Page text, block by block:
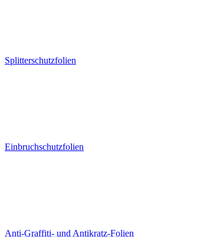
Splitterschutzfolien
Einbruchschutzfolien
Anti-Graffiti- und Antikratz-Folien